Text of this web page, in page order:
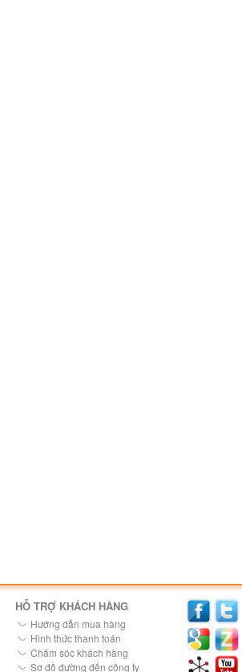
HỖ TRỢ KHÁCH HÀNG
Hướng dẫn mua hàng
Hình thức thanh toán
Chăm sóc khách hàng
Sơ đồ đường đến công ty